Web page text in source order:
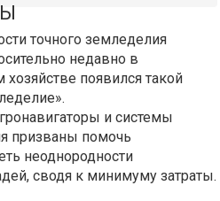
точного земледелия
недавно в
появился такой
и системы
призваны помочь
неоднородности
сводя к минимуму затраты.